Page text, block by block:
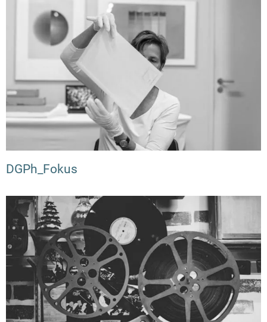
DGPh_Fokus